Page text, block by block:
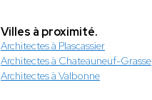
Villes à proximité.
Architectes à Plascassier
Architectes à Chateauneuf-Grasse
Architectes à Valbonne